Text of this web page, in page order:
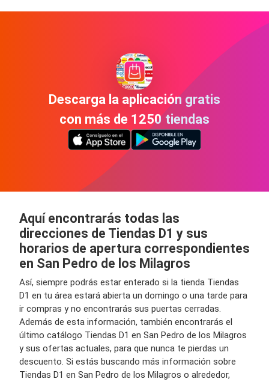
Descarga la aplicación gratis
con más de 1250 tiendas
Aquí encontrarás todas las
direcciones de Tiendas D1 y sus
horarios de apertura correspondientes
en San Pedro de los Milagros
Así, siempre podrás estar enterado si la tienda Tiendas
D1 en tu área estará abierta un domingo o una tarde para
ir compras y no encontrarás sus puertas cerradas.
Además de esta información, también encontrarás el
último catálogo Tiendas D1 en San Pedro de los Milagros
y sus ofertas actuales, para que nunca te pierdas un
descuento. Si estás buscando más información sobre
Tiendas D1 en San Pedro de los Milagros o alrededor,